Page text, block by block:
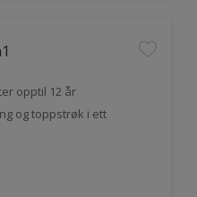
opptil 12 år
og toppstrøk i ett